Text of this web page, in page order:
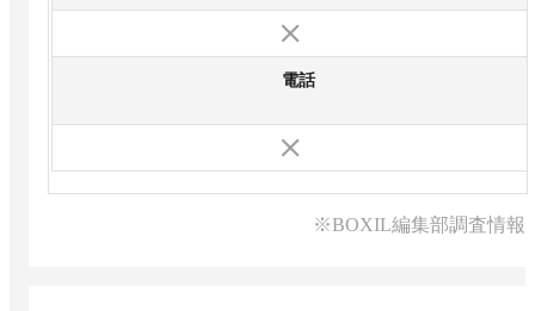
電話
※BOXIL編集部調査情報